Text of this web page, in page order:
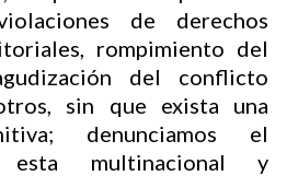
de derechos
rompimiento del
del conflicto
sin que exista una
denunciamos el
multinacional y